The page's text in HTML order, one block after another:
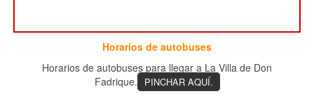
Horarios de autobuses
Horarios de autobuses para llegar a La Villa de Don
Fadrique.
PINCHAR AQUÍ.